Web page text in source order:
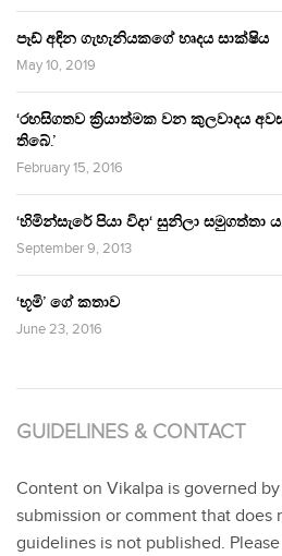
පෑඩ් අඳින ගැහැනියකගේ හෘදය සාක්ෂිය
May 10, 2019
‘රහසිගතව ක්‍රියාත්මක වන කුලවාදය
තිබේ.’
February 15, 2016
‘හිමින්සැරේ පියා විදා‘ සුනිලා සමුගත්තා
September 9, 2013
‘භූමි’ ගේ කතාව
June 23, 2016
GUIDELINES & CONTACT
Content on Vikalpa is governed
submission or comment that does
guidelines is not published.